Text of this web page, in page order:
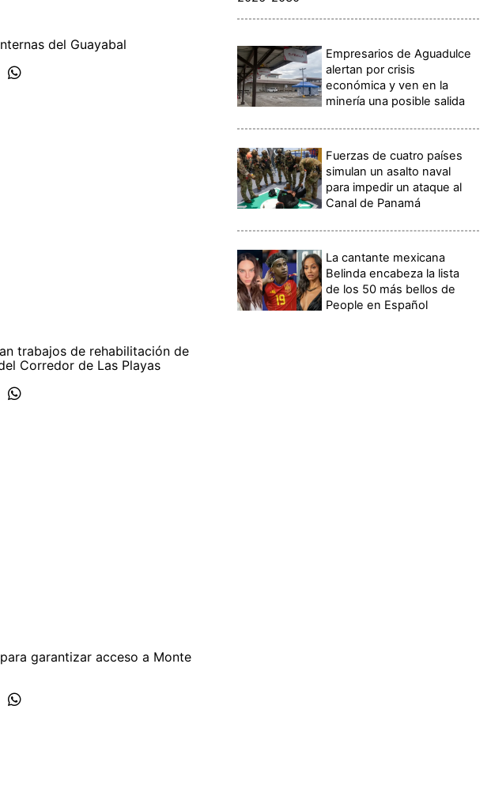
del Guayabal
trabajos de rehabilitación de
Corredor de Las Playas
garantizar acceso a Monte
Empresarios de Aguadulce
alertan por crisis
económica y ven en la
minería una posible salida
Fuerzas de cuatro países
simulan un asalto naval
para impedir un ataque al
Canal de Panamá
La cantante mexicana
Belinda encabeza la lista
de los 50 más bellos de
People en Español